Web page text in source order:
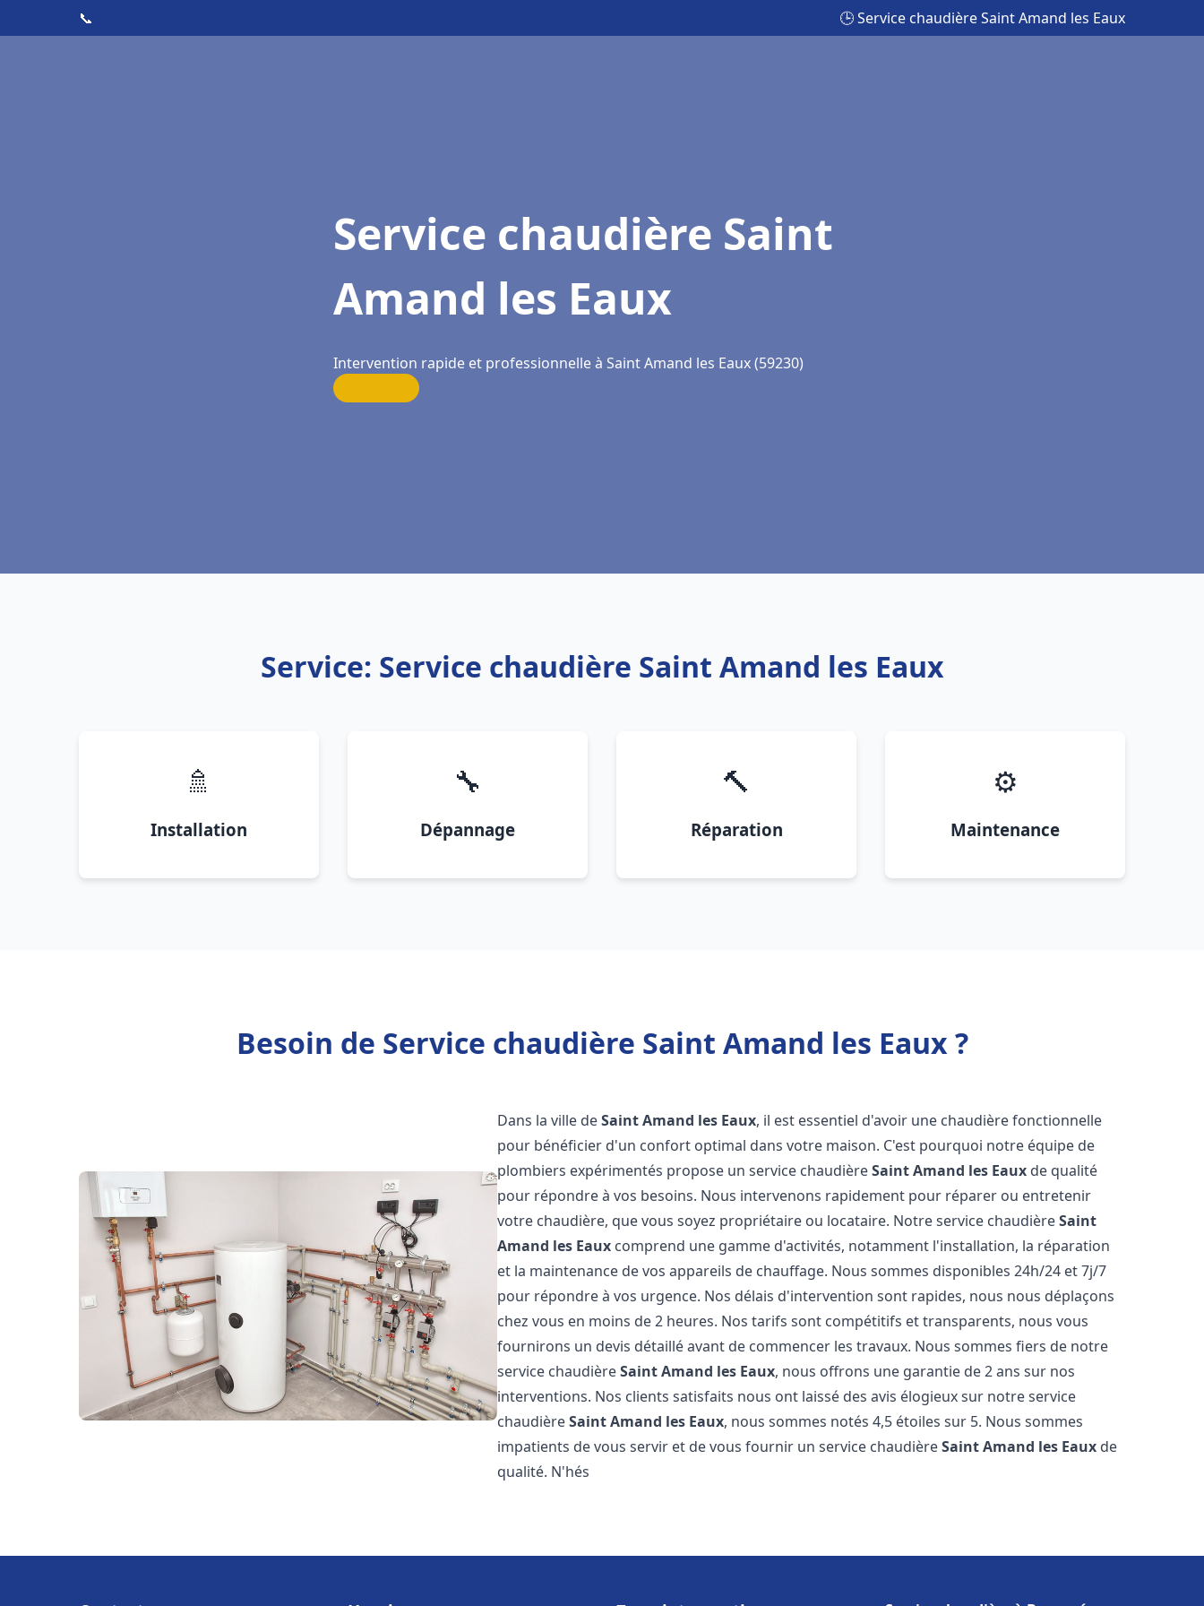
📞 🕒 Service chaudière Saint Amand les Eaux
Service chaudière Saint
Amand les Eaux
Intervention rapide et professionnelle à Saint Amand les Eaux (59230)
Service: Service chaudière Saint Amand les Eaux
🚿
Installation
🔧
Dépannage
🔨
Réparation
⚙️
Maintenance
Besoin de Service chaudière Saint Amand les Eaux ?
Dans la ville deSaint Amand les Eaux, il est essentiel d'avoir une chaudière fonctionnelle
pour bénéficier d'un confort optimal dans votre maison. C'est pourquoi notre équipe de
plombiers expérimentés propose un service chaudièreSaint Amand les Eaux de qualité
pour répondre à vos besoins. Nous intervenons rapidement pour réparer ou entretenir
votre chaudière, que vous soyez propriétaire ou locataire. Notre service chaudièreSaint
Amand les Eaux comprend une gamme d'activités, notamment l'installation, la réparation
et la maintenance de vos appareils de chauffage. Nous sommes disponibles 24h/24 et 7j/7
pour répondre à vos urgence. Nos délais d'intervention sont rapides, nous nous déplaçons
chez vous en moins de 2 heures. Nos tarifs sont compétitifs et transparents, nous vous
fournirons un devis détaillé avant de commencer les travaux. Nous sommes fiers de notre
service chaudièreSaint Amand les Eaux, nous offrons une garantie de 2 ans sur nos
interventions. Nos clients satisfaits nous ont laissé des avis élogieux sur notre service
chaudièreSaint Amand les Eaux, nous sommes notés 4,5 étoiles sur 5. Nous sommes
impatients de vous servir et de vous fournir un service chaudièreSaint Amand les Eaux de
qualité. N'hés